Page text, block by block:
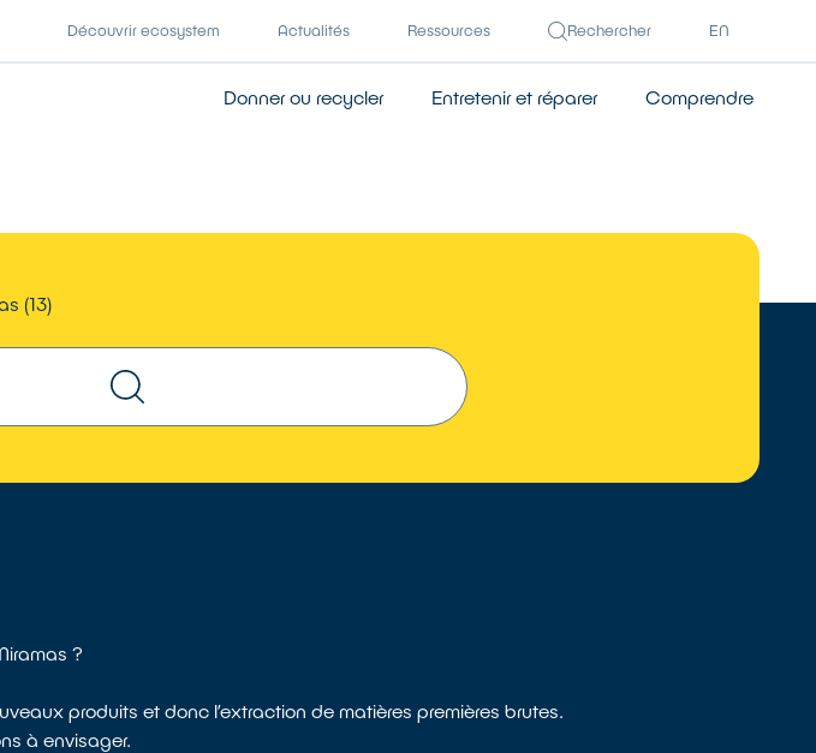
Découvrir ecosystem Actualités Ressources Rechercher EN
Donner ou recycler Entretenir et réparer Comprendre
(13)
?
produits et donc l’extraction de matières premières brutes.
à envisager.